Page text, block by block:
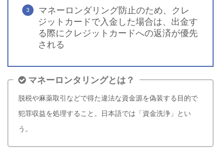
マネーロンダリング防止のため、クレ
ジットカードで入金した場合は、出金す
る際にクレジットカードへの返済が優先
される
マネーロンタリングとは？
脱税や麻薬取引などで得た違法な資金源を偽装する目的で
犯罪収益を処理すること。日本語では「資金洗浄」とい
う。